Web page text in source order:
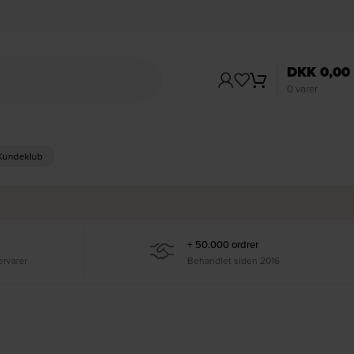
0 varer
DKK0,00
+ 50.000 ordrer
Behandlet siden 2016